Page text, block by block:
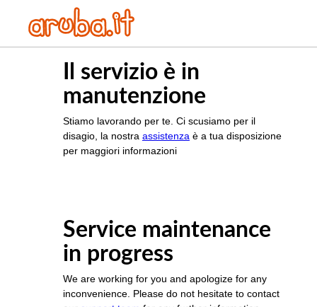
Il servizio è in
manutenzione
Stiamo lavorando per te. Ci scusiamo per il
disagio, la nostra assistenza è a tua disposizione
per maggiori informazioni
Service maintenance
in progress
We are working for you and apologize for any
inconvenience. Please do not hesitate to contact